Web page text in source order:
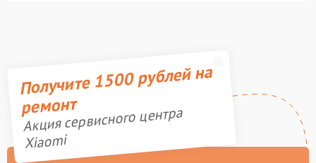
Получите 1500 рублей на
ремонт
Акция сервисного центра
Xiaomi